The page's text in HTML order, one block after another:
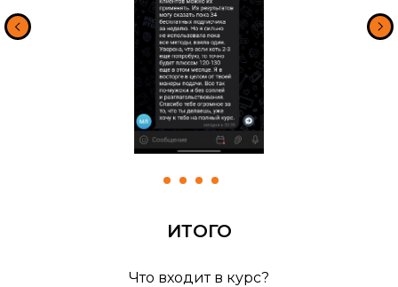
ИТОГО
Что входит в курс?